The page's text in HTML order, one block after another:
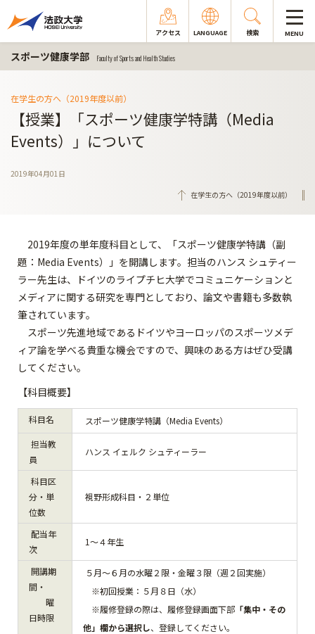
アクセス LANGUAGE 検索 MENU
スポーツ健康学部 Faculty of Sports and Health Studies
在学生の方へ（2019年度以前）
【授業】「スポーツ健康学特講（Media
Events）」について
2019年04月01日
在学生の方へ（2019年度以前）
2019年度の単年度科目として、「スポーツ健康学特講（副
題：Media Events）」を開講します。担当のハンス シュティー
ラー先生は、ドイツのライプチヒ大学でコミュニケーションと
メディアに関する研究を専門としており、論文や書籍も多数執
筆されています。
スポーツ先進地域であるドイツやヨーロッパのスポーツメデ
ィア論を学べる貴重な機会ですので、興味のある方はぜひ受講
してください。
【科目概要】
科目名
スポーツ健康学特講（Media Events）
担当教
員
ハンス イェルク シュティーラー
科目区
分・単
位数
視野形成科目・２単位
配当年
次
1～４年生
開講期
間・
曜
日時限
５月～６月の水曜２限・金曜３限（週２回実施）
※初回授業：５月８日（水）
※履修登録の際は、履修登録画面下部 「集中・その
他」欄から選択し、登録してください。